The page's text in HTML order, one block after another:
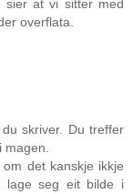
sier at vi sitter med
overflata.
skriver. Du treffer
det kanskje ikkje
seg eit bilde i